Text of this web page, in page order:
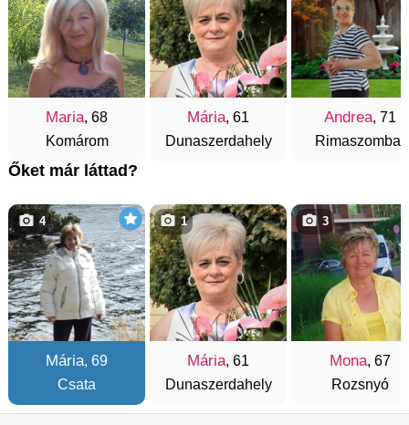
Maria, 68
Komárom
Mária, 61
Dunaszerdahely
Andrea, 71
Rimaszombat
Őket már láttad?
Mária, 69
Csata
4
Mária, 61
Dunaszerdahely
1
Mona, 67
Rozsnyó
3